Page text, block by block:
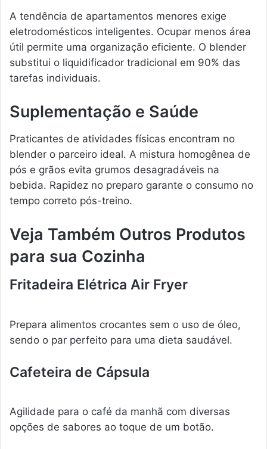
A tendência de apartamentos menores exige
eletrodomésticos inteligentes. Ocupar menos área
útil permite uma organização eficiente. O blender
substitui o liquidificador tradicional em 90% das
tarefas individuais.
Suplementação e Saúde
Praticantes de atividades físicas encontram no
blender o parceiro ideal. A mistura homogênea de
pós e grãos evita grumos desagradáveis na
bebida. Rapidez no preparo garante o consumo no
tempo correto pós-treino.
Veja Também Outros Produtos
para sua Cozinha
Fritadeira Elétrica Air Fryer
Prepara alimentos crocantes sem o uso de óleo,
sendo o par perfeito para uma dieta saudável.
Cafeteira de Cápsula
Agilidade para o café da manhã com diversas
opções de sabores ao toque de um botão.